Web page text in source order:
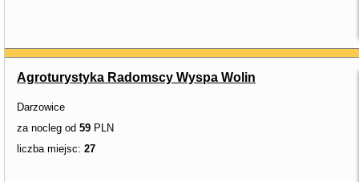
Agroturystyka Radomscy Wyspa Wolin
Darzowice
za nocleg od 59 PLN
liczba miejsc: 27